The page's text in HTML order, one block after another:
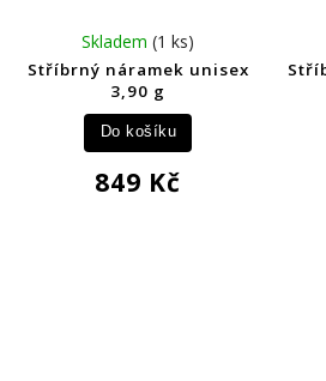
Stříbrný náramek unisex
3,90 g
Skladem(1 ks)
849 Kč
Do košíku